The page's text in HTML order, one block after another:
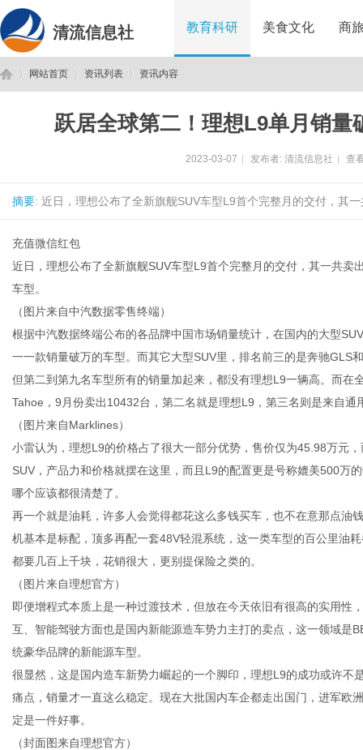
清流信息社 教育科研 美食文化 商
网站首页 资讯列表 资讯内容
跃居全球第二！理想L9单月销量
2023-03-07 发布者: 清流信息社 查
摘要: 近日，理想公布了全新旗舰SUV车型L9首个完整月的交付，其
充值微信红包
近日，理想公布了全新旗舰SUV车型L9首个完整月的交付，其一共
车型。
（图片来自中汽数据零售终端）
根据中汽数据终端公布的各品牌中国市场销量统计，在国内的大型
一一款销量破万的车型。而其它大型SUV里，排名前三的是奔驰GLS
但第二到第九名车型所有的销量加起来，都没有理想L9一辆高。而
Tahoe，9月份卖出10432台，第二名就是理想L9，第三名则是来自
（图片来自Marklines）
小雷认为，理想L9的价格占了很大一部分优势，售价仅为45.98万元
SUV，产品力和价格就摆在这里，而且L9的配置更是号称媲美500万
哪个应该都很清楚了。
再一个就是油耗，许多人会觉得都花这么多钱买车，也不在意那点油
机基本是标配，顶多再配一套48V轻混系统，这一类车型的百公里油
都要几百上千块，花销很大，更别提保险之类的。
（图片来自理想官方）
即便增程式本质上是一种过渡技术，但放在今天依旧有很高的实用性
互、智能驾驶方面也是国内新能源造车势力主打的卖点，这一领域是
统豪华品牌的新能源车型。
很显然，这是国内造车新势力崛起的一个脚印，理想L9的成功或许
痛点，销量才一直这么稳定。现在大批国内车企都走出国门，进军欧
定是一件好事。
（封面图来自理想官方）